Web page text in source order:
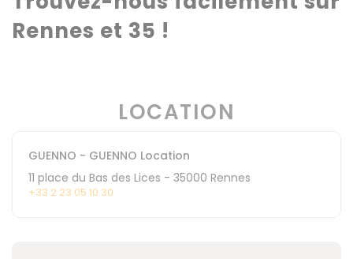
Rennes et 35 !
LOCATION
GUENNO - GUENNO Location
11 place du Bas des Lices - 35000 Rennes
+33 2 23 05 10 30